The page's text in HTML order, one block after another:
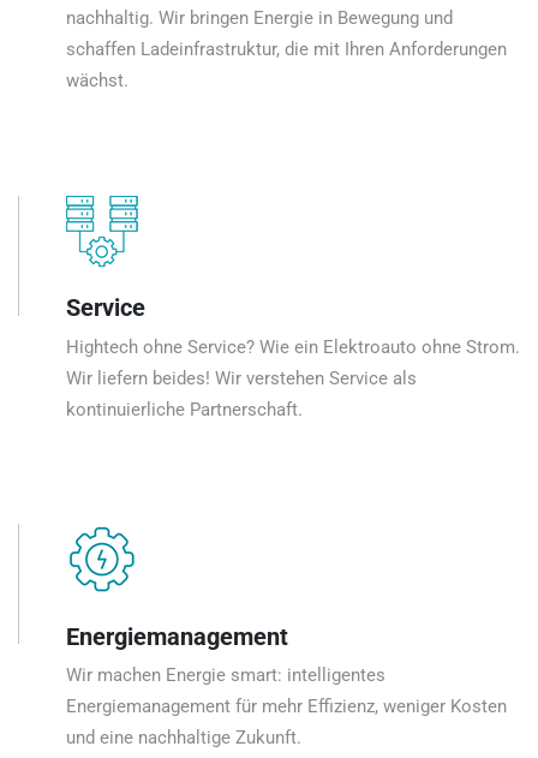
nachhaltig. Wir bringen Energie in Bewegung und
schaffen Ladeinfrastruktur, die mit Ihren Anforderungen
wächst.
Service
Hightech ohne Service? Wie ein Elektroauto ohne Strom.
Wir liefern beides! Wir verstehen Service als
kontinuierliche Partnerschaft.
Energiemanagement
Wir machen Energie smart: intelligentes
Energiemanagement für mehr Effizienz, weniger Kosten
und eine nachhaltige Zukunft.